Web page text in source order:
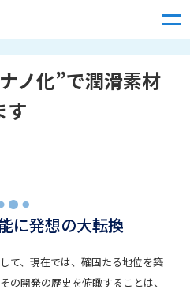
ノ化”で潤滑素材
す
に発想の大転換
て、現在では、確固たる地位を築
の開発の歴史を俯瞰することは、